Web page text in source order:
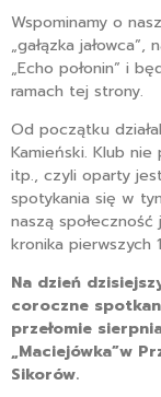
Wspominamy o
„gałązka
„Echo połonin” i
ramach tej strony.
Od początku
Kamieński. Klub nie
itp., czyli oparty
spotykania się w
naszą
kronika pierwszych
Na dzień
coroczne
przełomie
„Maciejówka”w
Sikorów.